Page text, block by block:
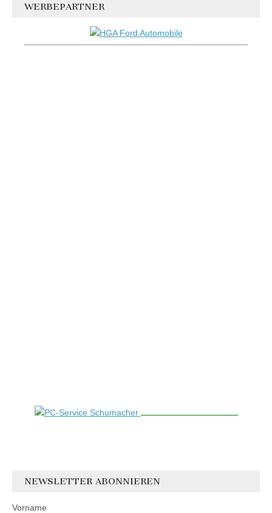
WERBEPARTNER
NEWSLETTER ABONNIEREN
Vorname